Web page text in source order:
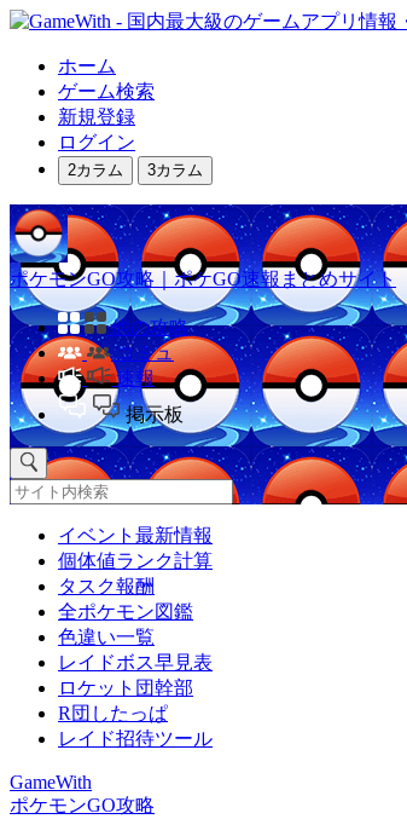
ホーム
ゲーム検索
新規登録
ログイン
2カラム 3カラム
ポケモンGO攻略｜ポケGO速報まとめサイト
他の攻略
コミュ
速報
掲示板
イベント最新情報
個体値ランク計算
タスク報酬
全ポケモン図鑑
色違い一覧
レイドボス早見表
ロケット団幹部
R団したっぱ
レイド招待ツール
GameWith
ポケモンGO攻略